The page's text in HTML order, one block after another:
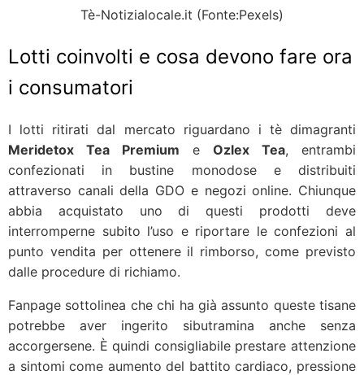
Tè-Notizialocale.it (Fonte:Pexels)
Lotti coinvolti e cosa devono fare ora
i consumatori
I lotti ritirati dal mercato riguardano i tè dimagranti
Meridetox Tea Premium e Ozlex Tea, entrambi
confezionati in bustine monodose e distribuiti
attraverso canali della GDO e negozi online. Chiunque
abbia acquistato uno di questi prodotti deve
interromperne subito l’uso e riportare le confezioni al
punto vendita per ottenere il rimborso, come previsto
dalle procedure di richiamo.
Fanpage sottolinea che chi ha già assunto queste tisane
potrebbe aver ingerito sibutramina anche senza
accorgersene. È quindi consigliabile prestare attenzione
a sintomi come aumento del battito cardiaco, pressione